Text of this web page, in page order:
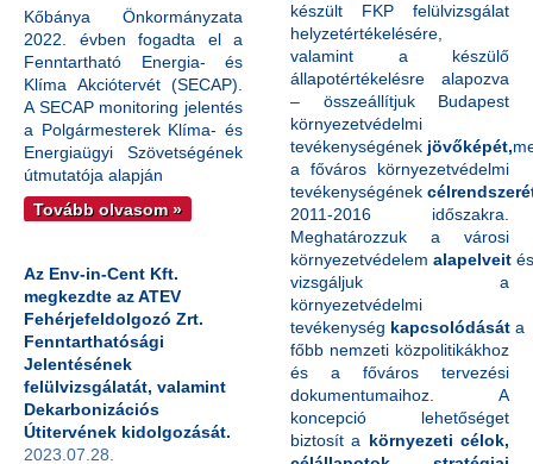
Kőbánya Önkormányzata
2022. évben fogadta el a
Fenntartható Energia- és
Klíma Akciótervét (SECAP).
A SECAP monitoring jelentés
a Polgármesterek Klíma- és
Energiaügyi Szövetségének
útmutatója alapján
Tovább olvasom »
Az Env-in-Cent Kft.
megkezdte az ATEV
Fehérjefeldolgozó Zrt.
Fenntarthatósági
Jelentésének
felülvizsgálatát, valamint
Dekarbonizációs
Útitervének kidolgozását.
2023.07.28.
készült FKP felülvizsgálat
helyzetértékelésére,
valamint a készülő
állapotértékelésre alapozva
– összeállítjuk Budapest
környezetvédelmi
tevékenységének jövőképét,
a főváros környezetvédelmi
tevékenységének
2011-2016 időszakra.
Meghatározzuk a városi
környezetvédelem alapelveit és
vizsgáljuk a
környezetvédelmi
tevékenység kapcsolódását a
főbb nemzeti közpolitikákhoz
és a főváros tervezési
dokumentumaihoz. A
koncepció lehetőséget
biztosít a környezeti célok,